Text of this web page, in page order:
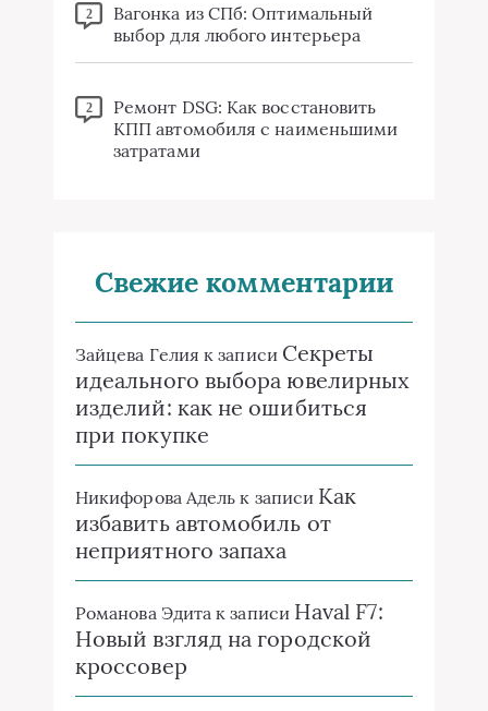
2
Вагонка из СПб: Оптимальный
выбор для любого интерьера
2
Ремонт DSG: Как восстановить
КПП автомобиля с наименьшими
затратами
Свежие комментарии
Зайцева Гелия к записи Секреты
идеального выбора ювелирных
изделий: как не ошибиться
при покупке
Никифорова Адель к записи Как
избавить автомобиль от
неприятного запаха
Романова Эдита к записи Haval F7:
Новый взгляд на городской
кроссовер